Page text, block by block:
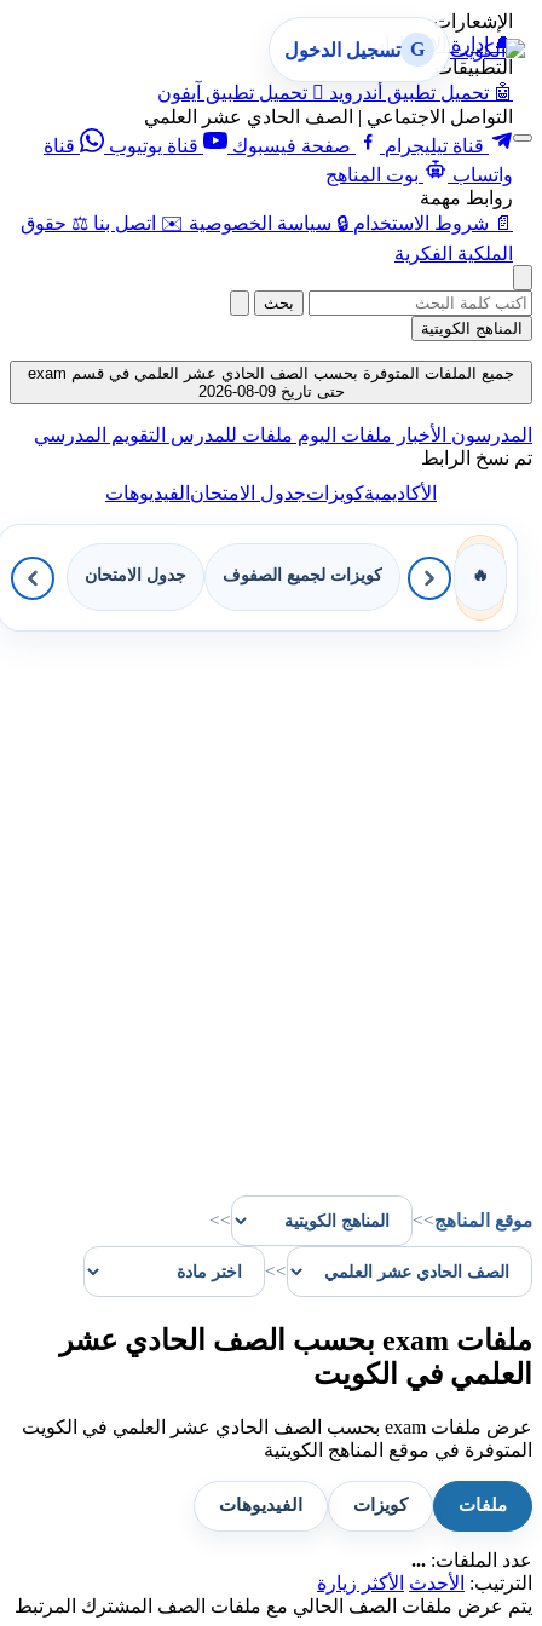
الإشعارات
🔔 إدارة الإشعارات
التطبيقات
🤖 تحميل تطبيق أندرويد  تحميل تطبيق آيفون
التواصل الاجتماعي | الصف الحادي عشر العلمي
قناة تيليجرام
صفحة فيسبوك قناة يوتيوب
قناة
واتساب
بوت المناهج
روابط مهمة
📄 شروط الاستخدام 🔒 سياسة الخصوصية ✉️ اتصل بنا ⚖️ حقوق
الملكية الفكرية
G تسجيل الدخول
بحث
المناهج الكويتية
جميع الملفات المتوفرة بحسب الصف الحادي عشر العلمي في قسم exam
حتى تاريخ 09-08-2026
المدرسون الأخبار ملفات اليوم ملفات للمدرس التقويم المدرسي
تم نسخ الرابط
الأكاديميةكويزاتجدول الامتحانالفيديوهات
🔥 كويزات لجميع الصفوف جدول الامتحان
موقع المناهج>>
>>
>>
ملفات exam بحسب الصف الحادي عشر
العلمي في الكويت
عرض ملفات exam بحسب الصف الحادي عشر العلمي في الكويت
المتوفرة في موقع المناهج الكويتية
ملفات كويزات الفيديوهات
عدد الملفات: ...
الترتيب:
الأحدث
الأكثر زيارة
يتم عرض ملفات الصف الحالي مع ملفات الصف المشترك المرتبط